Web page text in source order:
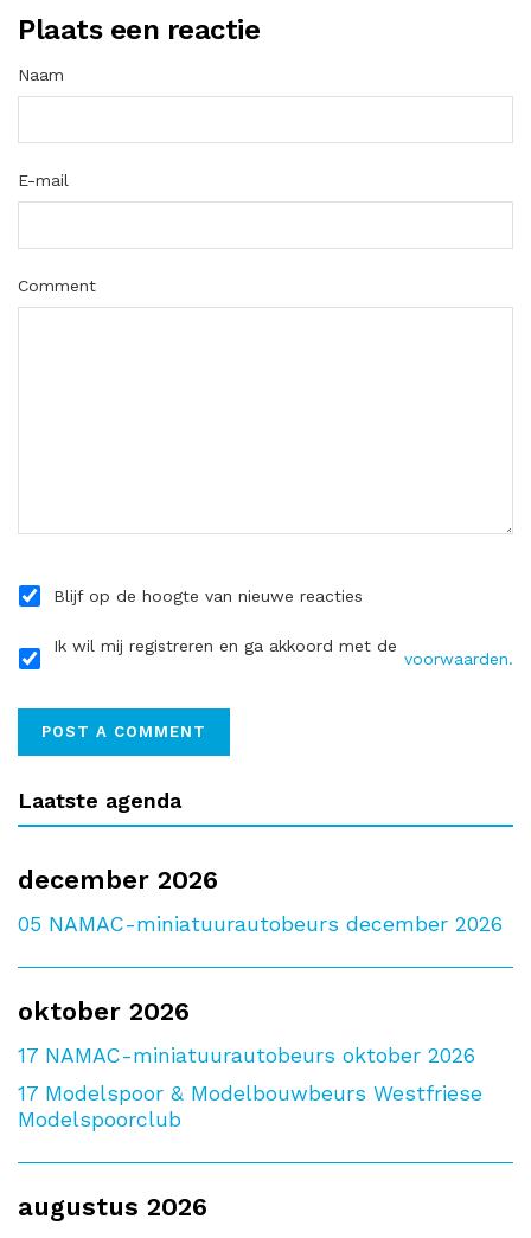
Plaats een reactie
Naam
E-mail
Comment
Blijf op de hoogte van nieuwe reacties
Ik wil mij registreren en ga akkoord met de
voorwaarden.
Laatste agenda
december 2026
05 NAMAC-miniatuurautobeurs december 2026
oktober 2026
17 NAMAC-miniatuurautobeurs oktober 2026
17 Modelspoor & Modelbouwbeurs Westfriese
Modelspoorclub
augustus 2026